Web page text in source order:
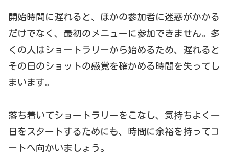
開始時間に遅れると、ほかの参加者に迷惑がかかる
だけでなく、最初のメニューに参加できません。多
くの人はショートラリーから始めるため、遅れると
その日のショットの感覚を確かめる時間を失ってし
まいます。
落ち着いてショートラリーをこなし、気持ちよく一
日をスタートするためにも、時間に余裕を持ってコ
ートへ向かいましょう。